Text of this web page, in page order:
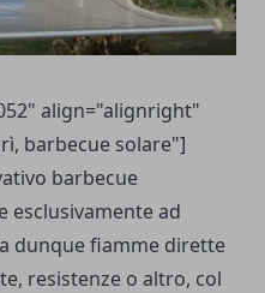
align="alignright"
barbecue solare"]
barbecue
esclusivamente ad
dunque fiamme dirette
resistenze o altro, col